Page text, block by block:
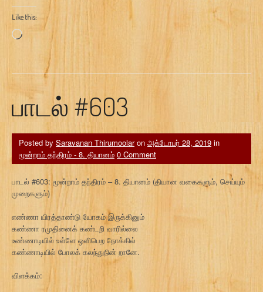
Like this:
Loading…
பாடல் #603
Posted by Saravanan Thirumoolaron அக்டோபர் 28, 2019 in
மூன்றாம் தந்திரம் - 8. தியானம் 0 Comment
பாடல் #603: மூன்றாம் தந்திரம் – 8. தியானம் (தியான வகைகளும், செய்யும்
முறைகளும்)
எண்ணா யிரத்தாண்டு யோகம் இருக்கினும்
கண்ணா ரமுதினைக் கண்டறி வாரில்லை
உண்ணாடியில் உள்ளே ஒளிபெற நோக்கில்
கண்ணாடியில் போலக் கலந்துநின் றானே.
விளக்கம்: